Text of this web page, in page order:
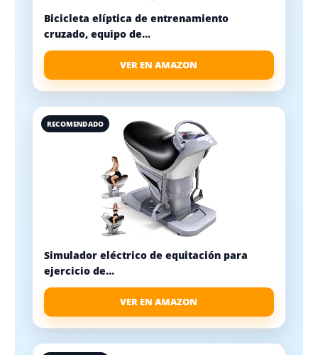
Bicicleta elíptica de entrenamiento
cruzado, equipo de...
VER EN AMAZON
RECOMENDADO
Simulador eléctrico de equitación para
ejercicio de...
VER EN AMAZON